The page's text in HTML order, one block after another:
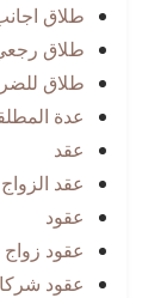
طلاق
طلاق
طلاق
عدة
عقد
عقد الزواج
عقود
عقود زواج
عقود